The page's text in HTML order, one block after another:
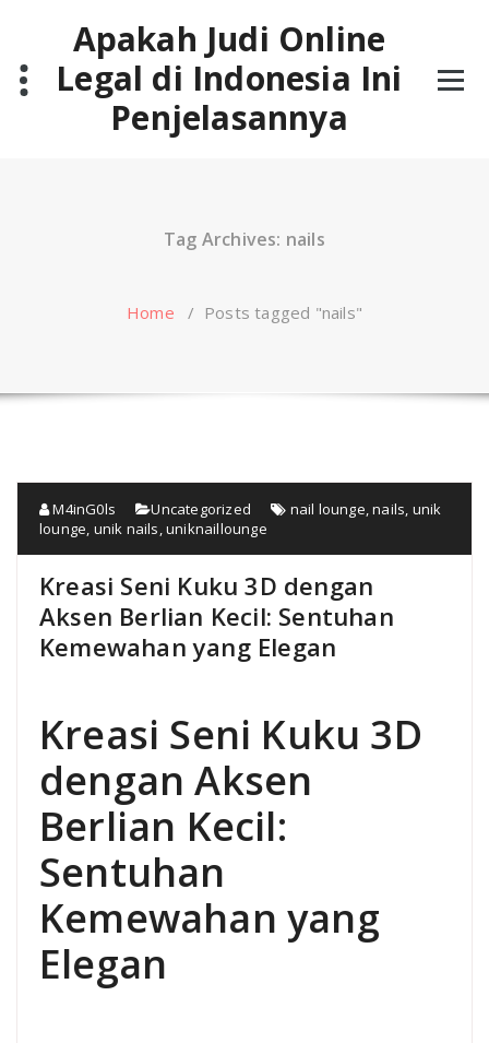
Apakah Judi Online
Legal di Indonesia Ini
Penjelasannya
Tag Archives: nails
Home / Posts tagged "nails"
M4inG0ls Uncategorized nail lounge ,nails unik
lounge unik nails ,uniknaillounge
Kreasi Seni Kuku 3D dengan
Aksen Berlian Kecil: Sentuhan
Kemewahan yang Elegan
Kreasi Seni Kuku 3D
dengan Aksen
Berlian Kecil:
Sentuhan
Kemewahan yang
Elegan